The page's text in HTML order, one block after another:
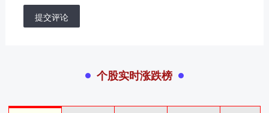
提交评论
个股实时涨跌榜